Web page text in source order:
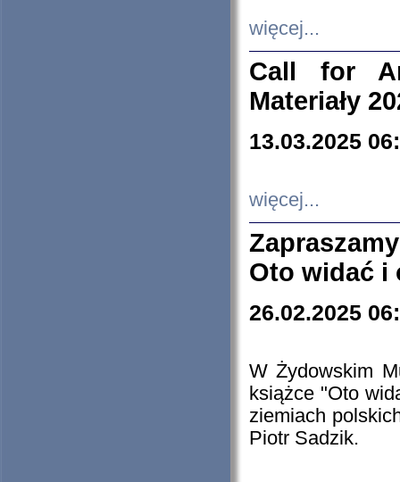
więcej...
Call for
Materiały
13.03.2025
więcej...
Oto widać i
26.02.2025
W Żydowskim
książce "Oto
ziemiach
Piotr Sadzik.